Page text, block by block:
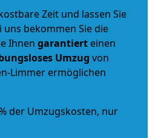
Zeit und lassen Sie
uns bekommen Sie die
Ihnen garantiert einen
Umzug von
Limmer ermöglichen
der Umzugskosten, nur